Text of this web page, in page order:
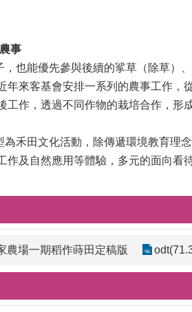
事
能優先參與後續的挲草（除草）、
年來客基會安排一系列的農事工作
工作，透過不同作物的栽培合作，形
田文化活動，除傳遞環境教育理
作及自然應用等體驗，多元的面向看
農場一期稻作蒔田定稿版